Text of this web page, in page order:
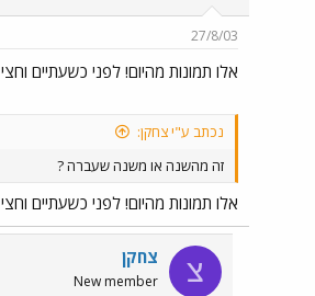
27/8/03
אלו תמונות מהיום! לפני כשעתיים וחצי
נכתב ע"י צחקן:
זה מהשנה או משנה שעברה ?
אלו תמונות מהיום! לפני כשעתיים וחצי
צ צחקן
New member